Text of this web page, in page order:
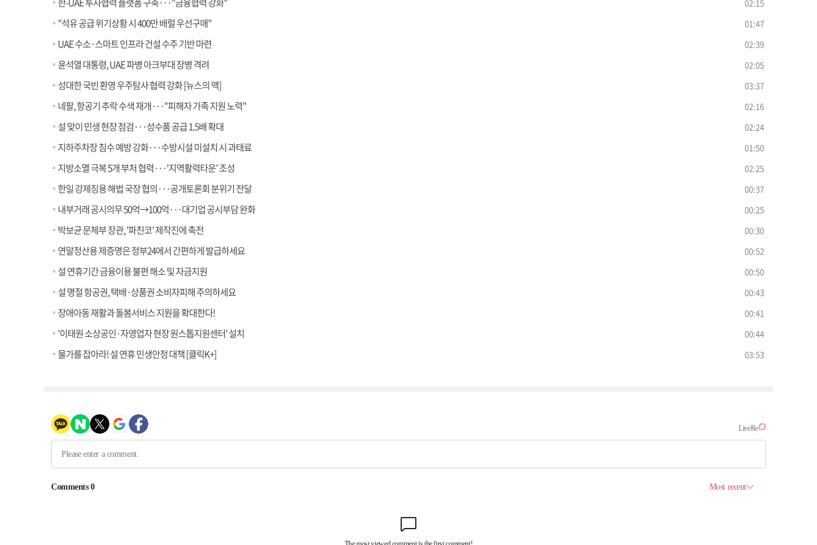
02:15
"석유 공급 위기상황 시 400만 배럴 우선구매" 01:47
UAE 수소·스마트 인프라 건설 수주 기반 마련 02:39
윤석열 대통령, UAE 파병 아크부대 장병 격려 02:05
성대한 국빈 환영 우주탐사 협력 강화 [뉴스의 맥] 03:37
네팔, 항공기 추락 수색 재개···"피해자 가족 지원 노력" 02:16
설 맞이 민생 현장 점검···성수품 공급 1.5배 확대 02:24
지하주차장 침수 예방 강화···수방시설 미설치 시 과태료 01:50
지방소멸 극복 5개 부처 협력···'지역활력타운' 조성 02:25
한일 강제징용 해법 국장 협의···공개토론회 분위기 전달 00:37
내부거래 공시의무 50억→100억···대기업 공시부담 완화 00:25
박보균 문체부 장관, '파친코' 제작진에 축전 00:30
연말정산용 제증명은 정부24에서 간편하게 발급하세요 00:52
설 연휴기간 금융이용 불편 해소 및 자금지원 00:50
설 명절 항공권, 택배·상품권 소비자피해 주의하세요 00:43
장애아동 재활과 돌봄서비스 지원을 확대한다! 00:41
'이태원 소상공인·자영업자 현장 원스톱지원센터' 설치 00:44
물가를 잡아라! 설 연휴 민생안정 대책 [클릭K+] 03:53